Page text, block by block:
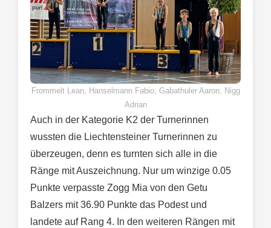
Frommelt Lean, Hanselmann Fabio, Gabathuler Aaron, Nigg
Adrian
Auch in der Kategorie K2 der Turnerinnen
wussten die Liechtensteiner Turnerinnen zu
überzeugen, denn es turnten sich alle in die
Ränge mit Auszeichnung. Nur um winzige 0.05
Punkte verpasste Zogg Mia von den Getu
Balzers mit 36.90 Punkte das Podest und
landete auf Rang 4. In den weiteren Rängen mit